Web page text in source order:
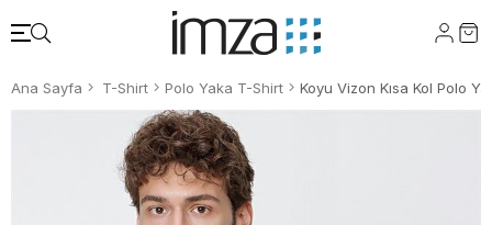
Ana Sayfa T-Shirt Polo Yaka T-Shirt